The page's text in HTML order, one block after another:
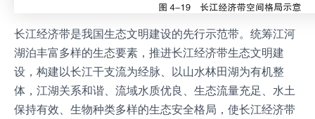
长江经济带是我国生态文明建设的先行示范带。统筹江河
湖泊丰富多样的生态要素，推进长江经济带生态文明建
设，构建以长江干支流为经脉、以山水林田湖为有机整
体，江湖关系和谐、流域水质优良、生态流量充足、水土
保持有效、生物种类多样的生态安全格局，使长江经济带